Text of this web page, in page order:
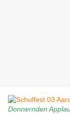
Donnernden